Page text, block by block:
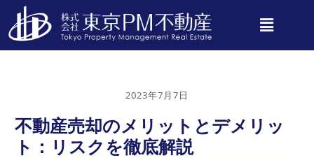
2023年7月7日
不動産売却のメリットとデメリッ
ト：リスクを徹底解説